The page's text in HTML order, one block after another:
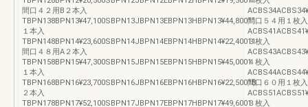
間口４２用B２本入
TBPN138BPN13¥47,100SBPN13JBPN13EBPN13HBPN13¥44,80011
１本入
TBPN148BPN14¥23,600SBPN14JBPN14EBPN14HBPN14¥22,40011
間口４８用A２本入
TBPN158BPN15¥47,300SBPN15JBPN15EBPN15HBPN15¥45,0001
１本入
TBPN168BPN16¥23,700SBPN16JBPN16EBPN16HBPN16¥22,5001B
２本入
TBPN178BPN17¥52,100SBPN17JBPN17EBPN17HBPN17¥49,6001
間口５４用１枚入
３枚入
４枚入
間口６０用１枚入
３枚入